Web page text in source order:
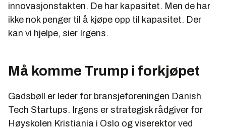
innovasjonstakten. De har kapasitet. Men de har
ikke nok penger til å kjøpe opp til kapasitet. Der
kan vi hjelpe, sier Irgens.
Må komme Trump i forkjøpet
Gadsbøll er leder for bransjeforeningen Danish
Tech Startups. Irgens er strategisk rådgiver for
Høyskolen Kristiania i Oslo og viserektor ved